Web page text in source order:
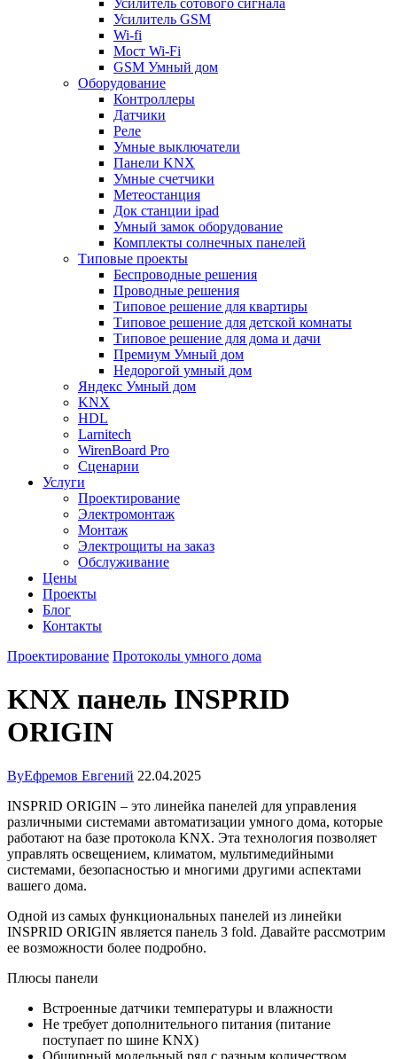
Усилитель сотового сигнала
Усилитель GSM
Wi-fi
Мост Wi-Fi
GSM Умный дом
Оборудование
Контроллеры
Датчики
Реле
Умные выключатели
Панели KNX
Умные счетчики
Метеостанция
Док станции ipad
Умный замок оборудование
Комплекты солнечных панелей
Типовые проекты
Беспроводные решения
Проводные решения
Типовое решение для квартиры
Типовое решение для детской комнаты
Типовое решение для дома и дачи
Премиум Умный дом
Недорогой умный дом
Яндекс Умный дом
KNX
HDL
Larnitech
WirenBoard Pro
Сценарии
Услуги
Проектирование
Электромонтаж
Монтаж
Электрощиты на заказ
Обслуживание
Цены
Проекты
Блог
Контакты
Проектирование Протоколы умного дома
KNX панель INSPRID
ORIGIN
ByЕфремов Евгений 22.04.2025
INSPRID ORIGIN – это линейка панелей для управления
различными системами автоматизации умного дома, которые
работают на базе протокола KNX. Эта технология позволяет
управлять освещением, климатом, мультимедийными
системами, безопасностью и многими другими аспектами
вашего дома.
Одной из самых функциональных панелей из линейки
INSPRID ORIGIN является панель 3 fold. Давайте рассмотрим
ее возможности более подробно.
Плюсы панели
Встроенные датчики температуры и влажности
Не требует дополнительного питания (питание
поступает по шине KNX)
Обширный модельный ряд с разным количеством